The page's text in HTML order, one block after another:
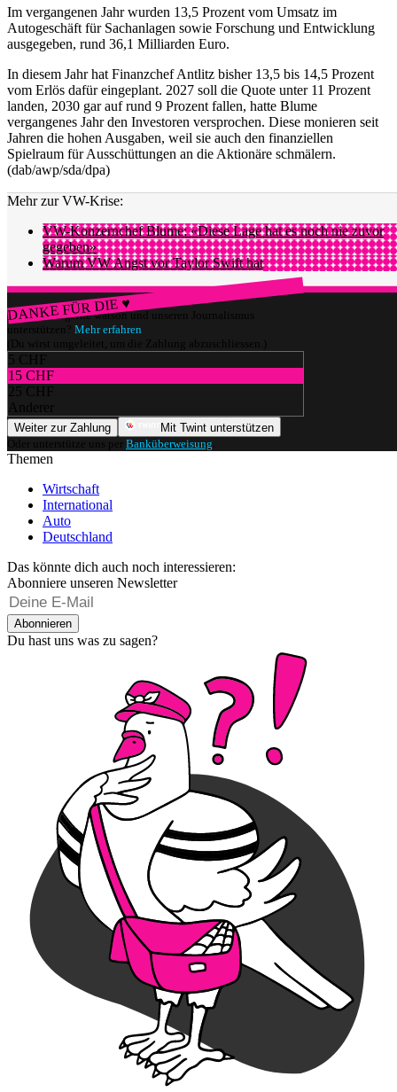
Im vergangenen Jahr wurden 13,5 Prozent vom Umsatz im
Autogeschäft für Sachanlagen sowie Forschung und Entwicklung
ausgegeben, rund 36,1 Milliarden Euro.
In diesem Jahr hat Finanzchef Antlitz bisher 13,5 bis 14,5 Prozent
vom Erlös dafür eingeplant. 2027 soll die Quote unter 11 Prozent
landen, 2030 gar auf rund 9 Prozent fallen, hatte Blume
vergangenes Jahr den Investoren versprochen. Diese monieren seit
Jahren die hohen Ausgaben, weil sie auch den finanziellen
Spielraum für Ausschüttungen an die Aktionäre schmälern.
(dab/awp/sda/dpa)
Mehr zur VW-Krise:
VW-Konzernchef Blume: «Diese Lage hat es noch nie zuvor
gegeben»
Warum VW Angst vor Taylor Swift hat
DANKE FÜR DIE ♥
Würdest du gerne watson und unseren Journalismus
unterstützen? Mehr erfahren
(Du wirst umgeleitet, um die Zahlung abzuschliessen.)
5 CHF
15 CHF
25 CHF
Anderer
Weiter zur Zahlung
Mit Twint unterstützen
Oder unterstütze uns per Banküberweisung
Themen
Wirtschaft
International
Auto
Deutschland
Das könnte dich auch noch interessieren:
Abonniere unseren Newsletter
Abonnieren
Du hast uns was zu sagen?